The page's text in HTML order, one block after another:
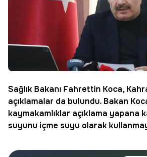
Sağlık Bakanı Fahrettin Koca,
açıklamalar da bulundu. Bakan
kaymakamlıklar açıklama yapana
suyunu içme suyu olarak